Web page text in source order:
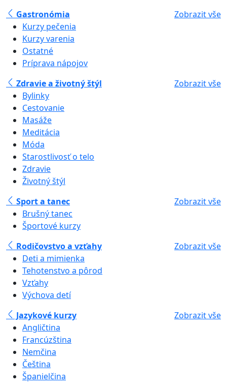
Gastronómia
Zobrazit vše
Kurzy pečenia
Kurzy varenia
Ostatné
Príprava nápojov
Zdravie a životný štýl
Zobrazit vše
Bylinky
Cestovanie
Masáže
Meditácia
Móda
Starostlivosť o telo
Zdravie
Životný štýl
Sport a tanec
Zobrazit vše
Brušný tanec
Športové kurzy
Rodičovstvo a vzťahy
Zobrazit vše
Deti a mimienka
Tehotenstvo a pôrod
Vzťahy
Výchova detí
Jazykové kurzy
Zobrazit vše
Angličtina
Francúzština
Nemčina
Čeština
Španielčina